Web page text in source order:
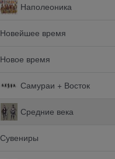
Наполеоника
Новейшее время
Новое время
Самураи + Восток
Средние века
Сувениры